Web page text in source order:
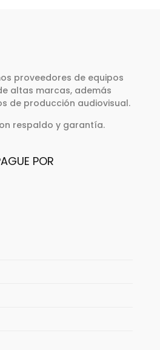
proveedores de equipos
altas marcas, además
de producción audiovisual.
respaldo y garantía.
POR